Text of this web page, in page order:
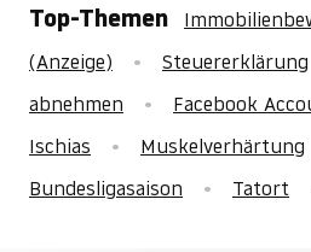
Top-Themen
(Anzeige)
Steuererklärung
abnehmen
Facebook
Ischias
Muskelverhärtung
Bundesligasaison
Tatort